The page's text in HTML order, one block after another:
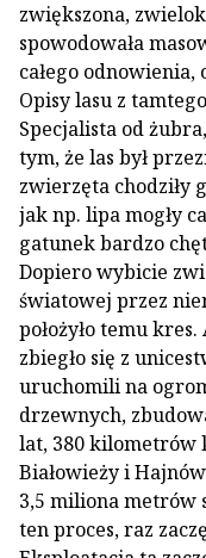
zwiększona,
spowodowała
całego
Opisy lasu z
Specjalista od
tym, że las był
zwierzęta chodziły
jak np. lipa mogły
gatunek bardzo
Dopiero wybicie
światowej przez
położyło temu
zbiegło się z
uruchomili na
drzewnych,
lat, 380
Białowieży i
3,5 miliona metrów
ten proces, raz